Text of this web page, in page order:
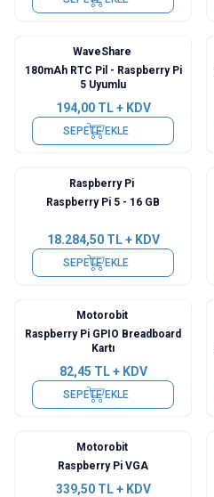
WaveShare
180mAh RTC Pil - Raspberry Pi
5 Uyumlu
194,00TL + KDV
SEPETE EKLE
Raspberry Pi
Raspberry Pi 5 - 16 GB
18.284,50TL + KDV
SEPETE EKLE
Motorobit
Raspberry Pi GPIO Breadboard
Kartı
82,45 TL + KDV
SEPETE EKLE
Motorobit
Raspberry Pi VGA
339,50TL + KDV